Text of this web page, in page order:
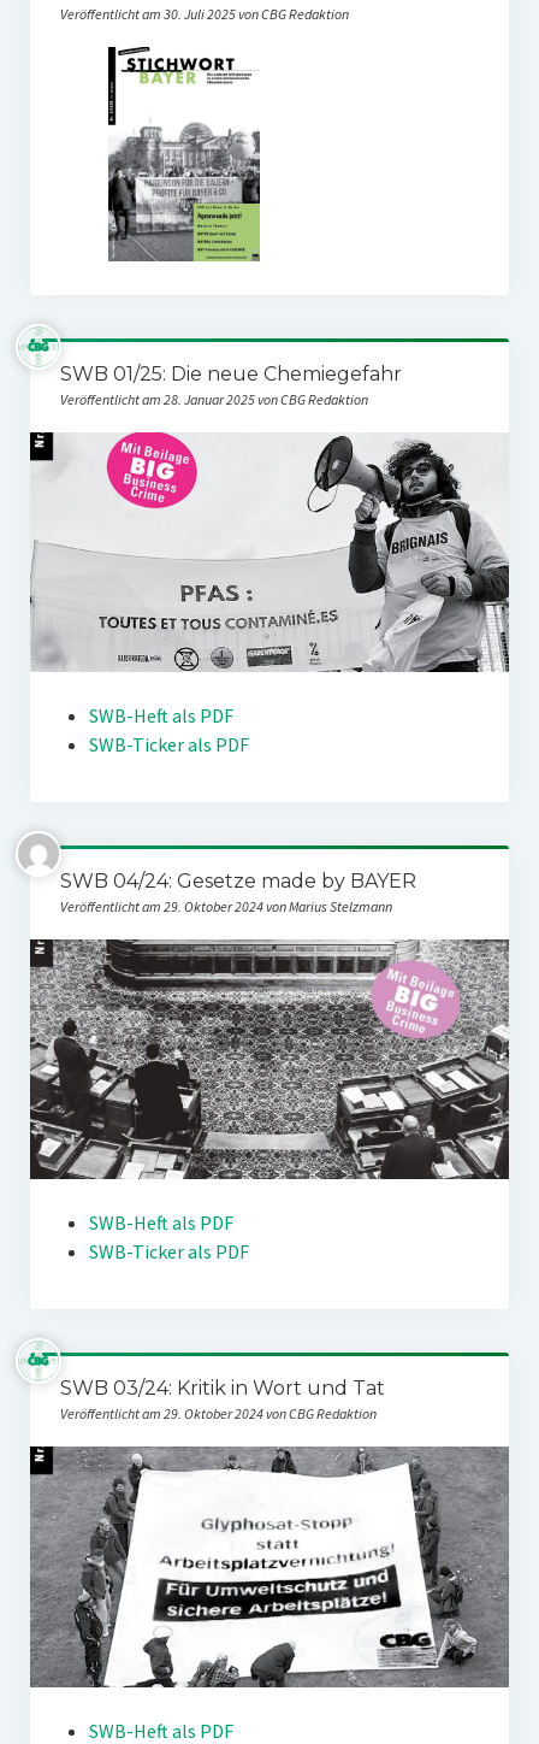
Veröffentlicht am 30. Juli 2025 von CBG Redaktion
SWB 01/25: Die neue Chemiegefahr
Veröffentlicht am 28. Januar 2025 von CBG Redaktion
SWB-Heft als PDF
SWB-Ticker als PDF
SWB 04/24: Gesetze made by BAYER
Veröffentlicht am 29. Oktober 2024 von Marius Stelzmann
SWB-Heft als PDF
SWB-Ticker als PDF
SWB 03/24: Kritik in Wort und Tat
Veröffentlicht am 29. Oktober 2024 von CBG Redaktion
SWB-Heft als PDF